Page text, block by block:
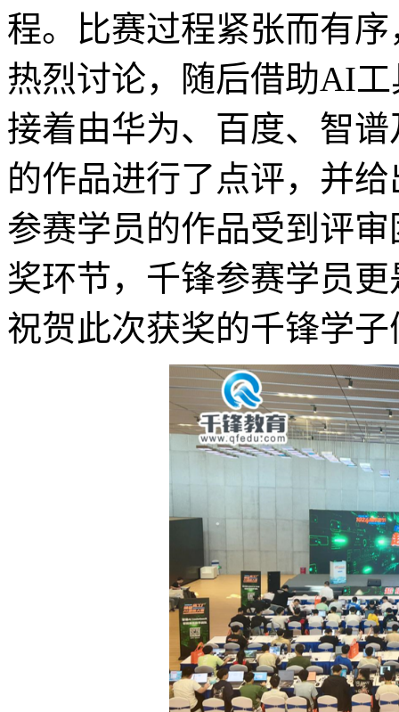
程。比赛过程紧张而有
热烈讨论，随后借助AI
接着由华为、百度、智
的作品进行了点评，并
参赛学员的作品受到评
奖环节，千锋参赛学员
祝贺此次获奖的千锋学